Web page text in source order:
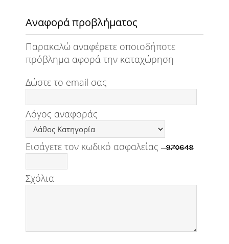
Αναφορά προβλήματος
Παρακαλώ αναφέρετε οποιοδήποτε
πρόβλημα αφορά την καταχώρηση
Δώστε το email σας
Λόγος αναφοράς
Εισάγετε τον κωδικό ασφαλείας
Σχόλια